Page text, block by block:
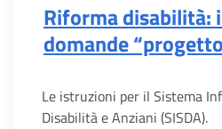
Riforma disabilità:
domande
Le istruzioni per il Sistema
Disabilità e Anziani (SISDA).